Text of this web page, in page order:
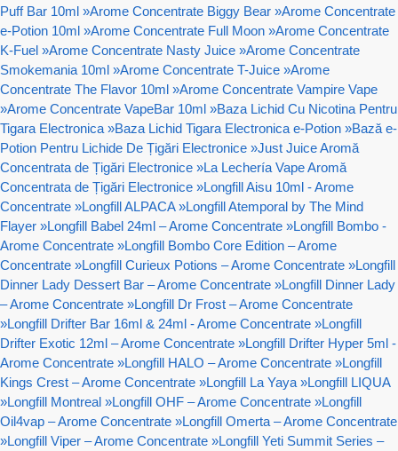
Puff Bar 10ml »Arome Concentrate Biggy Bear »Arome Concentrate
e-Potion 10ml »Arome Concentrate Full Moon »Arome Concentrate
K-Fuel »Arome Concentrate Nasty Juice »Arome Concentrate
Smokemania 10ml »Arome Concentrate T-Juice »Arome
Concentrate The Flavor 10ml »Arome Concentrate Vampire Vape
»Arome Concentrate VapeBar 10ml »Baza Lichid Cu Nicotina Pentru
Tigara Electronica »Baza Lichid Tigara Electronica e-Potion »Bază e-
Potion Pentru Lichide De Țigări Electronice »Just Juice Aromă
Concentrata de Țigări Electronice »La Lechería Vape Aromă
Concentrata de Țigări Electronice »Longfill Aisu 10ml - Arome
Concentrate »Longfill ALPACA »Longfill Atemporal by The Mind
Flayer »Longfill Babel 24ml – Arome Concentrate »Longfill Bombo -
Arome Concentrate »Longfill Bombo Core Edition – Arome
Concentrate »Longfill Curieux Potions – Arome Concentrate »Longfill
Dinner Lady Dessert Bar – Arome Concentrate »Longfill Dinner Lady
– Arome Concentrate »Longfill Dr Frost – Arome Concentrate
»Longfill Drifter Bar 16ml & 24ml - Arome Concentrate »Longfill
Drifter Exotic 12ml – Arome Concentrate »Longfill Drifter Hyper 5ml -
Arome Concentrate »Longfill HALO – Arome Concentrate »Longfill
Kings Crest – Arome Concentrate »Longfill La Yaya »Longfill LIQUA
»Longfill Montreal »Longfill OHF – Arome Concentrate »Longfill
Oil4vap – Arome Concentrate »Longfill Omerta – Arome Concentrate
»Longfill Viper – Arome Concentrate »Longfill Yeti Summit Series –